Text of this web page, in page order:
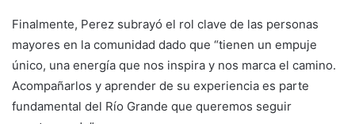
Finalmente, Perez subrayó el rol clave de las personas
mayores en la comunidad dado que “tienen un empuje
único, una energía que nos inspira y nos marca el camino.
Acompañarlos y aprender de su experiencia es parte
fundamental del Río Grande que queremos seguir